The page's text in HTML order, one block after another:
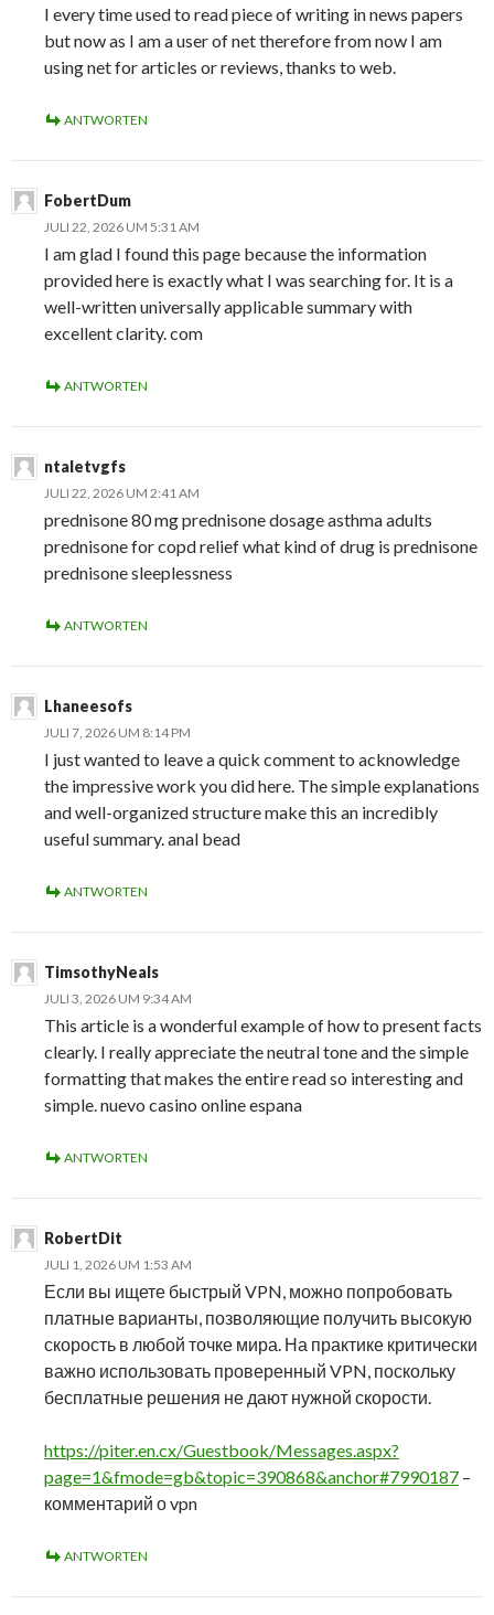
I every time used to read piece of writing in news papers
but now as I am a user of net therefore from now I am
using net for articles or reviews, thanks to web.
ANTWORTEN
FobertDum
JULI 22, 2026 UM 5:31 AM
I am glad I found this page because the information
provided here is exactly what I was searching for. It is a
well-written universally applicable summary with
excellent clarity. com
ANTWORTEN
ntaletvgfs
JULI 22, 2026 UM 2:41 AM
prednisone 80 mg prednisone dosage asthma adults
prednisone for copd relief what kind of drug is prednisone
prednisone sleeplessness
ANTWORTEN
Lhaneesofs
JULI 7, 2026 UM 8:14 PM
I just wanted to leave a quick comment to acknowledge
the impressive work you did here. The simple explanations
and well-organized structure make this an incredibly
useful summary. anal bead
ANTWORTEN
TimsothyNeals
JULI 3, 2026 UM 9:34 AM
This article is a wonderful example of how to present facts
clearly. I really appreciate the neutral tone and the simple
formatting that makes the entire read so interesting and
simple. nuevo casino online espana
ANTWORTEN
RobertDit
JULI 1, 2026 UM 1:53 AM
Если вы ищете быстрый VPN, можно попробовать
платные варианты, позволяющие получить высокую
скорость в любой точке мира. На практике критически
важно использовать проверенный VPN, поскольку
бесплатные решения не дают нужной скорости.
https://piter.en.cx/Guestbook/Messages.aspx?
page=1&fmode=gb&topic=390868&anchor#7990187 –
комментарий о vpn
ANTWORTEN